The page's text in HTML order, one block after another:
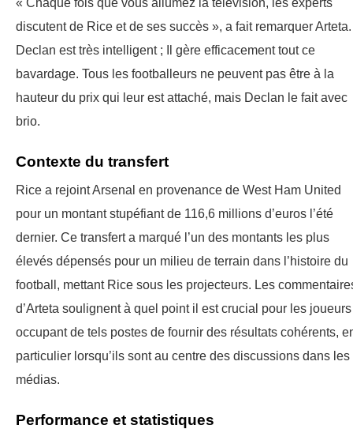
discutent de Rice et de ses succès », a fait remarquer
Declan est très intelligent ; Il gère efficacement tout ce
bavardage. Tous les footballeurs ne peuvent pas être à la
hauteur du prix qui leur est attaché, mais Declan le fait avec
brio.
Contexte du transfert
Rice a rejoint Arsenal en provenance de West Ham United
pour un montant stupéfiant de 116,6 millions d’euros l’été
dernier. Ce transfert a marqué l’un des montants les plus
élevés dépensés pour un milieu de terrain dans l’histoire du
football, mettant Rice sous les projecteurs. Les
d’Arteta soulignent à quel point il est crucial pour les joueurs
occupant de tels postes de fournir des résultats cohérents,
particulier lorsqu’ils sont au centre des discussions dans les
médias.
Performance et statistiques